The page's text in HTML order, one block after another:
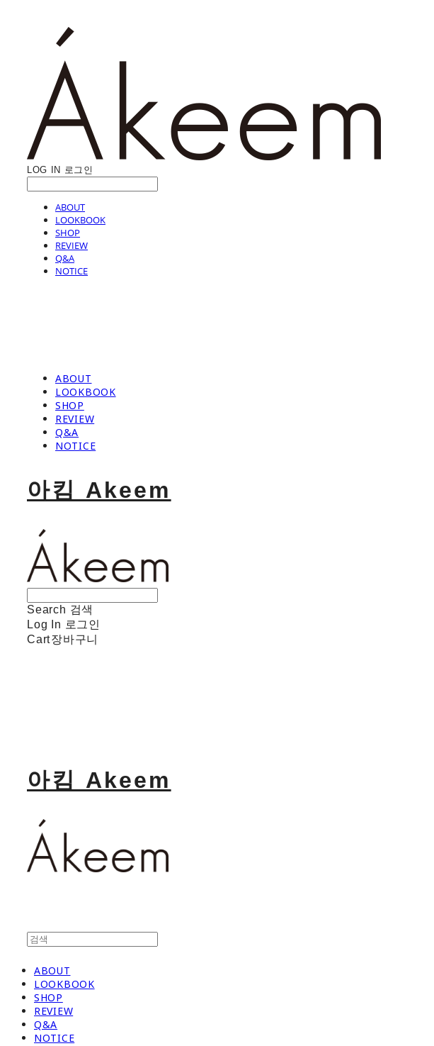
LOG IN 로그인
ABOUT
LOOKBOOK
SHOP
REVIEW
Q&A
NOTICE
ABOUT
LOOKBOOK
SHOP
REVIEW
Q&A
NOTICE
아킴 Akeem
Search 검색
Log In 로그인
Cart장바구니
아킴 Akeem
ABOUT
LOOKBOOK
SHOP
REVIEW
Q&A
NOTICE